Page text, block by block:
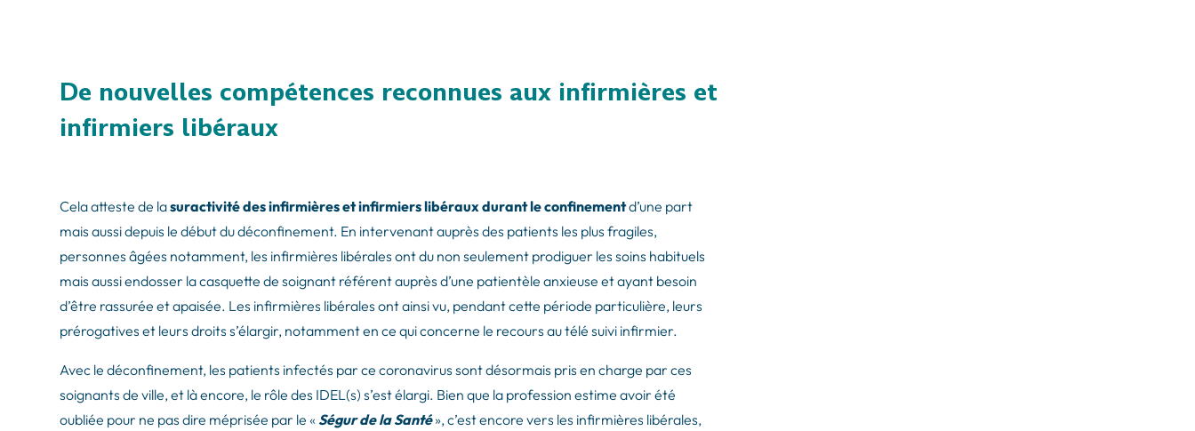
De nouvelles compétences reconnues aux infirmières et
infirmiers libéraux
Cela atteste de lasuractivité des infirmières et infirmiers libéraux durant le confinementd’une part
mais aussi depuis le début du déconfinement. En intervenant auprès des patients les plus fragiles,
personnes âgées notamment, les infirmières libérales ont du non seulement prodiguer les soins habituels
mais aussi endosser la casquette de soignant référent auprès d’une patientèle anxieuse et ayant besoin
d’être rassurée et apaisée. Les infirmières libérales ont ainsi vu, pendant cette période particulière, leurs
prérogatives et leurs droits s’élargir, notamment en ce qui concerne le recours au télé suivi infirmier.
Avec le déconfinement, les patients infectés par ce coronavirus sont désormais pris en charge par ces
soignants de ville, et là encore, le rôle des IDEL(s) s’est élargi. Bien que la profession estime avoir été
oubliée pour ne pas dire méprisée par le «Ségur de la Santé», c’est encore vers les infirmières libérales,